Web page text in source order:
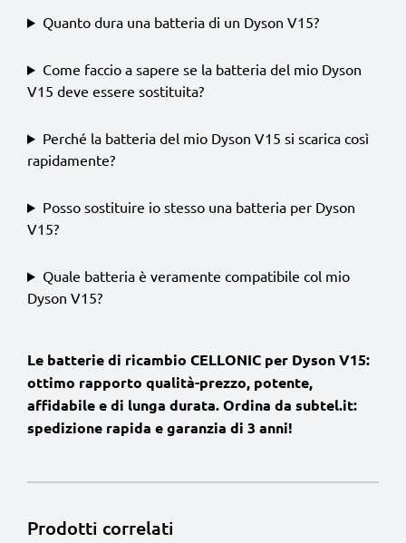
Quanto dura una batteria di un Dyson V15?
Come faccio a sapere se la batteria del mio Dyson
V15 deve essere sostituita?
Perché la batteria del mio Dyson V15 si scarica così
rapidamente?
Posso sostituire io stesso una batteria per Dyson
V15?
Quale batteria è veramente compatibile col mio
Dyson V15?
Le batterie di ricambio CELLONIC per Dyson V15:
ottimo rapporto qualità-prezzo, potente,
affidabile e di lunga durata. Ordina da subtel.it:
spedizione rapida e garanzia di 3 anni!
Prodotti correlati